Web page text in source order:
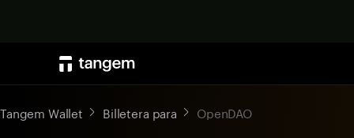
Tangem Wallet Billetera para OpenDAO